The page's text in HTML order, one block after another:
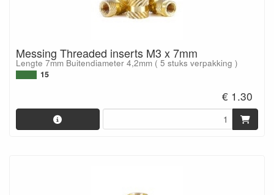
Messing Threaded inserts M3 x 7mm
Lengte 7mm Buitendiameter 4,2mm ( 5 stuks verpakking )
15
€ 1.30